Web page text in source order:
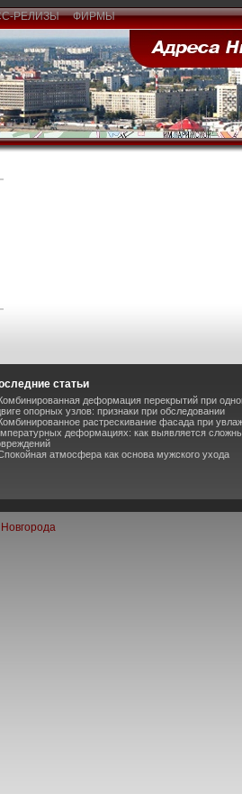
РЕЛИЗЫ ФИРМЫ
статьи
деформация перекрытий при
опорных узлов: признаки при обследовании
растрескивание фасада при
деформациях: как выявляется
атмосфера как основа мужского ухода